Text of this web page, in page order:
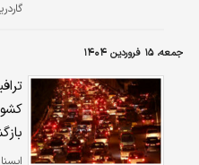
جمعه، ۱۵ فروردین ۱۴۰۴
ايسنا: